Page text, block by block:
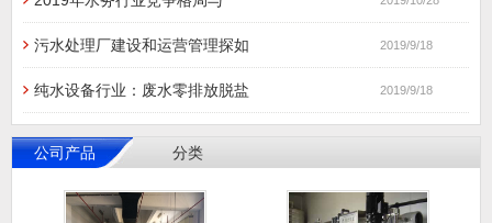
污水处理厂建设和运营管理探如 2019/9/18
纯水设备行业：废水零排放脱盐 2019/9/18
公司产品 分类